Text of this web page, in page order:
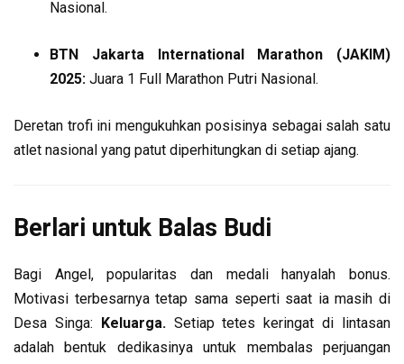
Nasional.
BTN Jakarta International Marathon (JAKIM)
2025: Juara 1 Full Marathon Putri Nasional.
Deretan trofi ini mengukuhkan posisinya sebagai salah satu
atlet nasional yang patut diperhitungkan di setiap ajang.
Berlari untuk Balas Budi
Bagi Angel, popularitas dan medali hanyalah bonus.
Motivasi terbesarnya tetap sama seperti saat ia masih di
Desa Singa: Keluarga.Setiap tetes keringat di lintasan
adalah bentuk dedikasinya untuk membalas perjuangan